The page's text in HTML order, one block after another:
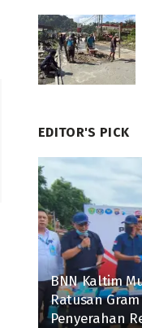
EDITOR'S PICK
BNN Kaltim
Ratusan
Penyerahan